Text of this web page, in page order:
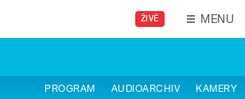
ŽIVĚ MENU
PROGRAM AUDIOARCHIV KAMERY